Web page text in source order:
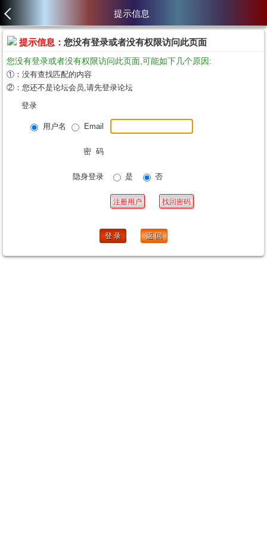
提示信息
提示信息： 您没有登录或者没有权限访问此页面
您没有登录或者没有权限访问此页面,可能如下几个原因:
①：没有查找匹配的内容
②：您还不是论坛会员,请先登录论坛
登录
用户名 Email
密 码
隐身登录 是 否